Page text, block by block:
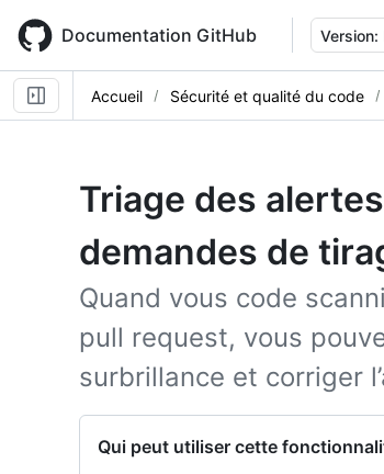
main
content
Documentation GitHub Version:
Accueil Sécurité et qualité du code
Triage des
demandes de
Quand vous code
pull request, vous
surbrillance et corriger
Qui peut utiliser cette